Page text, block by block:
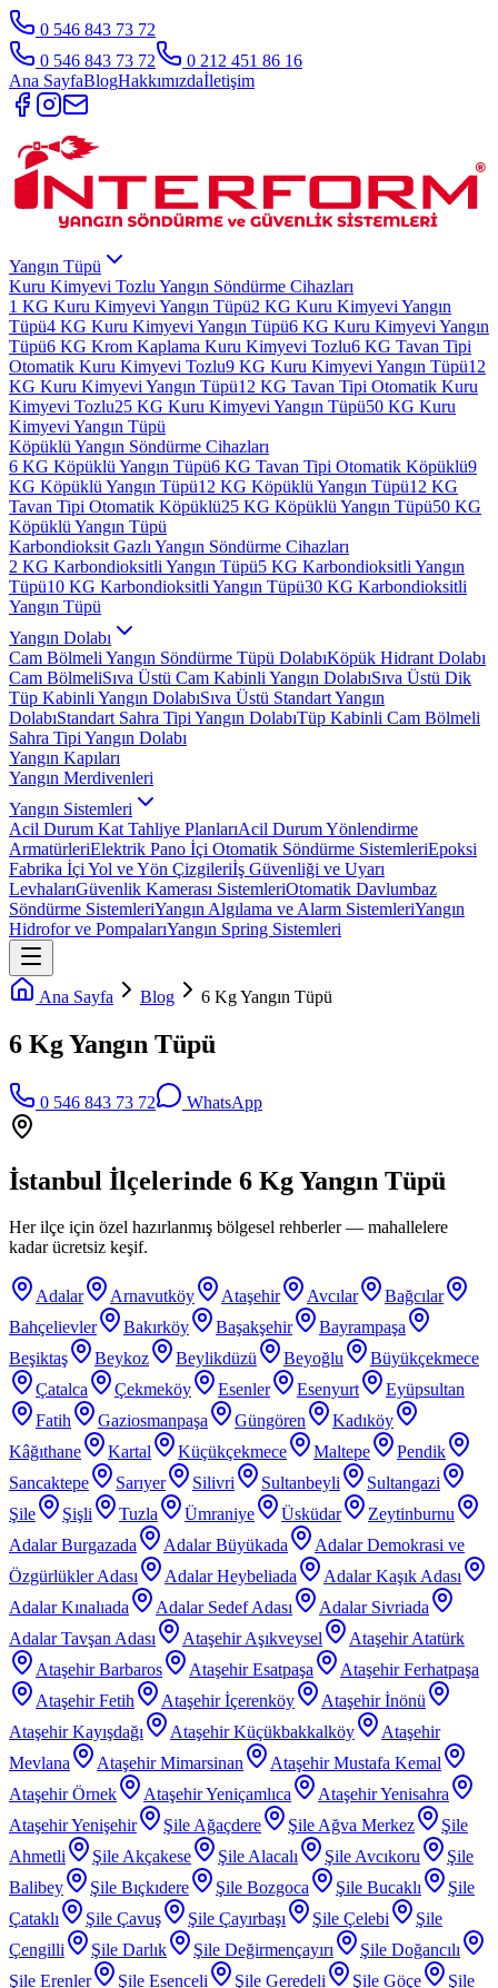
0 546 843 73 72
0 546 843 73 72
0 212 451 86 16
Ana SayfaBlogHakkımızdaİletişim
Yangın Tüpü
Kuru Kimyevi Tozlu Yangın Söndürme Cihazları
1 KG Kuru Kimyevi Yangın Tüpü2 KG Kuru Kimyevi Yangın
Tüpü4 KG Kuru Kimyevi Yangın Tüpü6 KG Kuru Kimyevi Yangın
Tüpü6 KG Krom Kaplama Kuru Kimyevi Tozlu6 KG Tavan Tipi
Otomatik Kuru Kimyevi Tozlu9 KG Kuru Kimyevi Yangın Tüpü12
KG Kuru Kimyevi Yangın Tüpü12 KG Tavan Tipi Otomatik Kuru
Kimyevi Tozlu25 KG Kuru Kimyevi Yangın Tüpü50 KG Kuru
Kimyevi Yangın Tüpü
Köpüklü Yangın Söndürme Cihazları
6 KG Köpüklü Yangın Tüpü6 KG Tavan Tipi Otomatik Köpüklü9
KG Köpüklü Yangın Tüpü12 KG Köpüklü Yangın Tüpü12 KG
Tavan Tipi Otomatik Köpüklü25 KG Köpüklü Yangın Tüpü50 KG
Köpüklü Yangın Tüpü
Karbondioksit Gazlı Yangın Söndürme Cihazları
2 KG Karbondioksitli Yangın Tüpü5 KG Karbondioksitli Yangın
Tüpü10 KG Karbondioksitli Yangın Tüpü30 KG Karbondioksitli
Yangın Tüpü
Yangın Dolabı
Cam Bölmeli Yangın Söndürme Tüpü DolabıKöpük Hidrant Dolabı
Cam BölmeliSıva Üstü Cam Kabinli Yangın DolabıSıva Üstü Dik
Tüp Kabinli Yangın DolabıSıva Üstü Standart Yangın
DolabıStandart Sahra Tipi Yangın DolabıTüp Kabinli Cam Bölmeli
Sahra Tipi Yangın Dolabı
Yangın Kapıları
Yangın Merdivenleri
Yangın Sistemleri
Acil Durum Kat Tahliye PlanlarıAcil Durum Yönlendirme
ArmatürleriElektrik Pano İçi Otomatik Söndürme SistemleriEpoksi
Fabrika İçi Yol ve Yön Çizgileriİş Güvenliği ve Uyarı
LevhalarıGüvenlik Kamerası SistemleriOtomatik Davlumbaz
Söndürme SistemleriYangın Algılama ve Alarm SistemleriYangın
Hidrofor ve PompalarıYangın Spring Sistemleri
Ana Sayfa Blog 6 Kg Yangın Tüpü
6 Kg Yangın Tüpü
0 546 843 73 72 WhatsApp
İstanbul İlçelerinde 6 Kg Yangın Tüpü
Her ilçe için özel hazırlanmış bölgesel rehberler — mahallelere
kadar ücretsiz keşif.
Adalar Arnavutköy Ataşehir Avcılar
Bağcılar
Bahçelievler
Bakırköy Başakşehir
Bayrampaşa
Beşiktaş
Beykoz Beylikdüzü Beyoğlu
Büyükçekmece
Çatalca
Çekmeköy Esenler Esenyurt
Eyüpsultan
Fatih
Gaziosmanpaşa Güngören
Kadıköy
Kâğıthane
Kartal Küçükçekmece Maltepe
Pendik
Sancaktepe
Sarıyer Silivri Sultanbeyli
Sultangazi
Şile
Şişli Tuzla Ümraniye Üsküdar
Zeytinburnu
Adalar Burgazada
Adalar Büyükada
Adalar Demokrasi ve
Özgürlükler Adası
Adalar Heybeliada
Adalar Kaşık Adası
Adalar Kınalıada
Adalar Sedef Adası
Adalar Sivriada
Adalar Tavşan Adası
Ataşehir Aşıkveysel
Ataşehir Atatürk
Ataşehir Barbaros
Ataşehir Esatpaşa
Ataşehir Ferhatpaşa
Ataşehir Fetih
Ataşehir İçerenköy
Ataşehir İnönü
Ataşehir Kayışdağı
Ataşehir Küçükbakkalköy
Ataşehir
Mevlana
Ataşehir Mimarsinan
Ataşehir Mustafa Kemal
Ataşehir Örnek
Ataşehir Yeniçamlıca
Ataşehir Yenisahra
Ataşehir Yenişehir
Şile Ağaçdere Şile Ağva Merkez
Şile
Ahmetli
Şile Akçakese Şile Alacalı Şile Avcıkoru
Şile
Balibey
Şile Bıçkıdere Şile Bozgoca Şile Bucaklı
Şile
Çataklı
Şile Çavuş Şile Çayırbaşı Şile Çelebi
Şile
Çengilli
Şile Darlık Şile Değirmençayırı
Şile Doğancılı
Şile Erenler
Şile Esenceli Şile Geredeli Şile Göçe
Şile